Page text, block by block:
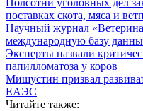
поставках скота, мяса и
Научный журнал
международную базу
Эксперты назвали
папилломатоза у коров
Мишустин призвал
ЕАЭС
Читайте также: